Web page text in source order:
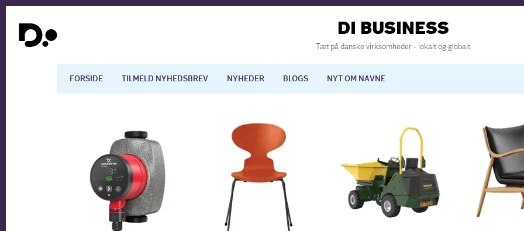
DI BUSINESS
Tæt på danske virksomheder - lokalt og globalt
FORSIDE TILMELD NYHEDSBREV NYHEDER BLOGS NYT OM NAVNE
Dansk økonomi Digitalisering International økonomi
Arbejdsmarkedet Uddannelse Europapolitik